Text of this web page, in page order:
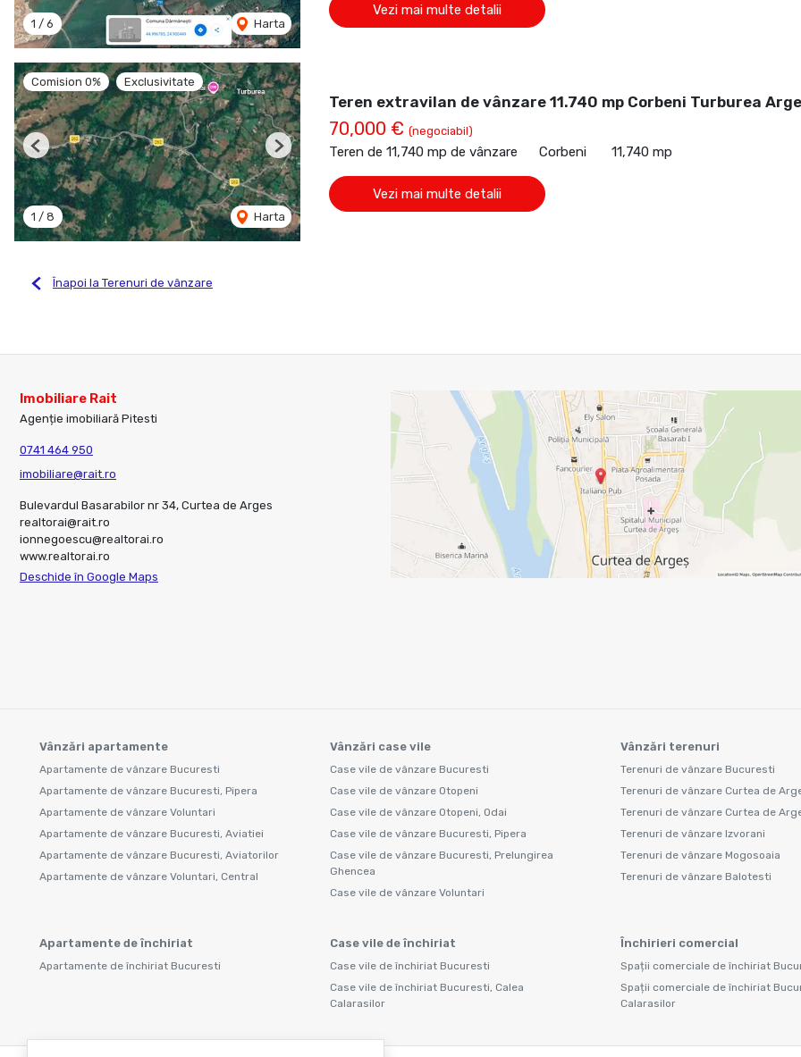
1 / 6 Harta
Vezi mai multe detalii
Comision 0% Exclusivitate
1 / 8 Harta
Previous Next
Teren extravilan de vânzare 11.740 mp Corbeni Turburea
70,000 € (negociabil)
Teren de 11,740 mp de vânzare Corbeni 11,740 mp
Vezi mai multe detalii
Înapoi la Terenuri de vânzare
Imobiliare Rait
Agenție imobiliară Pitesti
0741 464 950
imobiliare@rait.ro
Bulevardul Basarabilor nr 34, Curtea de Arges
realtorai@rait.ro
ionnegoescu@realtorai.ro
www.realtorai.ro
Deschide în Google Maps
Vânzări apartamente
Apartamente de vânzare Bucuresti
Apartamente de vânzare Bucuresti, Pipera
Apartamente de vânzare Voluntari
Apartamente de vânzare Bucuresti, Aviatiei
Apartamente de vânzare Bucuresti, Aviatorilor
Apartamente de vânzare Voluntari, Central
Vânzări case vile
Case vile de vânzare Bucuresti
Case vile de vânzare Otopeni
Case vile de vânzare Otopeni, Odai
Case vile de vânzare Bucuresti, Pipera
Case vile de vânzare Bucuresti, Prelungirea
Ghencea
Case vile de vânzare Voluntari
Vânzări terenuri
Terenuri de vânzare Bucuresti
Terenuri de vânzare Curtea de
Terenuri de vânzare Curtea de
Terenuri de vânzare Izvorani
Terenuri de vânzare Mogosoaia
Terenuri de vânzare Balotesti
Apartamente de închiriat
Apartamente de închiriat Bucuresti
Case vile de închiriat
Case vile de închiriat Bucuresti
Case vile de închiriat Bucuresti, Calea
Calarasilor
Închirieri comercial
Spații comerciale de închiriat
Spații comerciale de închiriat
Calarasilor